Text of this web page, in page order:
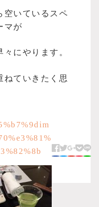
空いているスペ
マが
にやります。
ねていきたく思